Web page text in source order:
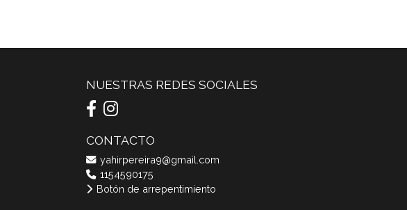
NUESTRAS REDES SOCIALES
CONTACTO
yahirpereira9@gmail.com
1154590175
Botón de arrepentimiento